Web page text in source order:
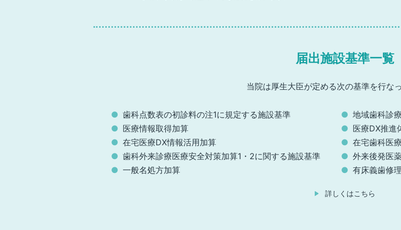
届出施設基準一覧
当院は厚生大臣が定める次の基準を行な
歯科点数表の初診料の注1に規定する施設基準 地域歯科診
医療情報取得加算
医療DX推進
在宅医療DX情報活用加算
在宅歯科医
歯科外来診療医療安全対策加算1・2に関する施設基準
外来後発医
一般名処方加算
有床義歯修
詳しくはこちら